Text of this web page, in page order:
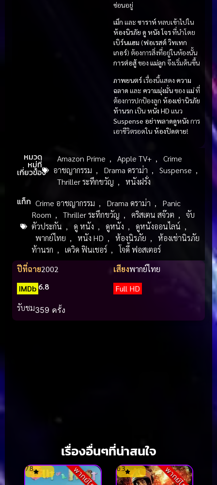
ซ่อนอยู่
เม็ก และ ซาราห์ หลบเข้าไปใน
ห้องนิรภัย ดู หนัง โจรที่นำโดย
เบิร์นแฮม (ฟอเรสต์ วิทเทก
เกอร์) ต้องการสิ่งที่อยู่ในห้องนั้น
การต่อสู้ของ แม่ลูก จึงเริ่มต้นขึ้น
ภาพยนตร์เรื่องนี้แสดง ความ
ฉลาด และ ความมุ่งมั่นของ แม่ที่
ต้องการปกป้องลูก ห้องเช่านิรภัย
ท้านรก เป็น หนัง HD แนว
Suspense อย่าพลาดดูหนัง การ
เอาชีวิตรอดใน ห้องปิดตาย!
หมวด
หมู่ที่
เกี่ยวข้อง
Amazon Prime , Apple TV+ ,
Crime
อาชญากรรม , Drama ดราม่า , Suspense ,
Thriller ระทึกขวัญ , หนังฝรั่ง
แท็ก Crime อาชญากรรม , Drama ดราม่า ,
Panic
Room , Thriller ระทึกขวัญ , คริสเตน สจ๊วต ,
จับ
ตัวประกัน , ดู หนัง , ดูหนัง , ดูหนังออนไลน์ ,
พากย์ไทย , หนัง HD , ห้องนิรภัย ,
ห้องเช่านิรภัย
ท้านรก , เดวิด ฟินเชอร์ ,
โจดี้ ฟอสเตอร์
ปีที่ฉาย2002 เสียงพากย์ไทย
IMDb 6.8
Full HD
รับชม359 ครั้ง
เรื่องอื่นๆที่น่าสนใจ
7.8 6.3